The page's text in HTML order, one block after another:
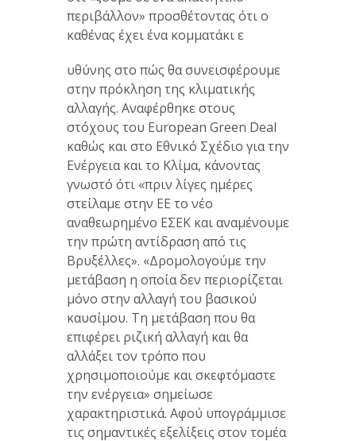
περιβάλλον» προσθέτοντας ότι ο
καθένας έχει ένα κομματάκι ε
υθύνης στο πώς θα συνεισφέρουμε
στην πρόκληση της κλιματικής
αλλαγής. Αναφέρθηκε στους
στόχους του European Green Deal
καθώς και στο Εθνικό Σχέδιο για την
Ενέργεια και το Κλίμα, κάνοντας
γνωστό ότι «πριν λίγες ημέρες
στείλαμε στην ΕΕ το νέο
αναθεωρημένο ΕΣΕΚ και αναμένουμε
την πρώτη αντίδραση από τις
Βρυξέλλες». «Δρομολογούμε την
μετάβαση η οποία δεν περιορίζεται
μόνο στην αλλαγή του βασικού
καυσίμου. Τη μετάβαση που θα
επιφέρει ριζική αλλαγή και θα
αλλάξει τον τρόπο που
χρησιμοποιούμε και σκεφτόμαστε
την ενέργεια» σημείωσε
χαρακτηριστικά. Αφού υπογράμμισε
τις σημαντικές εξελίξεις στον τομέα